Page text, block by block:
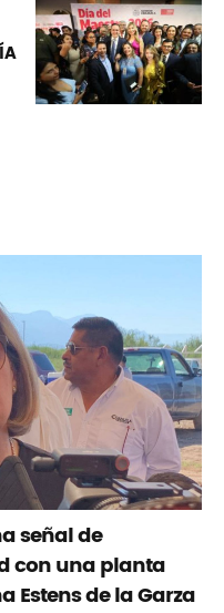
señal de
con una planta
Estens de la Garza